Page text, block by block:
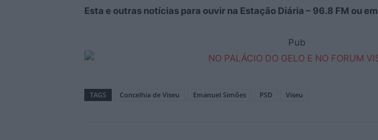
Esta e outras notícias para ouvir na Estação Diária – 96.8 FM ou em
Pub
TAGS Concelhia de Viseu Emanuel Simões PSD Viseu